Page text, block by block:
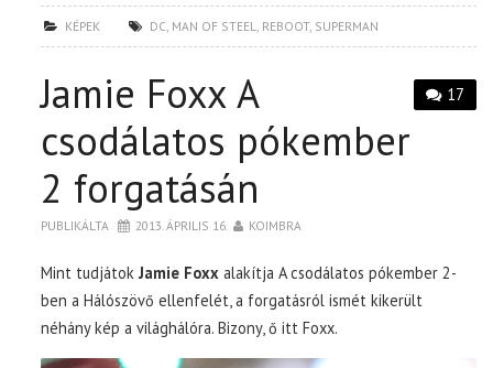
KÉPEK DC, MAN OF STEEL, REBOOT, SUPERMAN
17
Jamie Foxx A
csodálatos pókember
2 forgatásán
PUBLIKÁLTA 2013. ÁPRILIS 16. KOIMBRA
Mint tudjátok Jamie Foxx alakítja A csodálatos pókember 2-
ben a Hálószövő ellenfelét, a forgatásról ismét kikerült
néhány kép a világhálóra. Bizony, ő itt Foxx.